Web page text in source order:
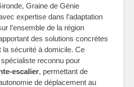
Graine de Génie
expertise dans l’adaptation
l’ensemble de la région
des solutions concrètes
la sécurité à domicile. Ce
reconnu pour
escalier, permettant de
de déplacement au